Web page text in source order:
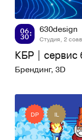
630design
Студия, 2
КБР | сервис
Брендинг, 3D
DP IL